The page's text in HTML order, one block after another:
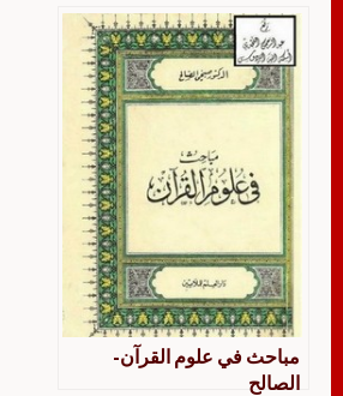
مباحث في علوم القرآن-
الصالح